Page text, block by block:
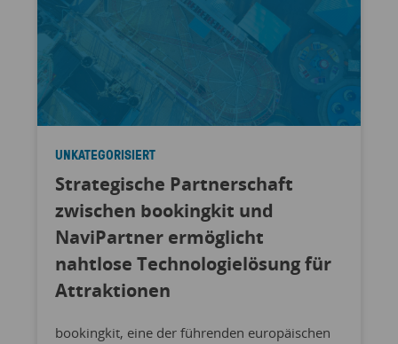
UNKATEGORISIERT
Strategische Partnerschaft
zwischen bookingkit und
NaviPartner ermöglicht
nahtlose Technologielösung für
Attraktionen
bookingkit, eine der führenden europäischen